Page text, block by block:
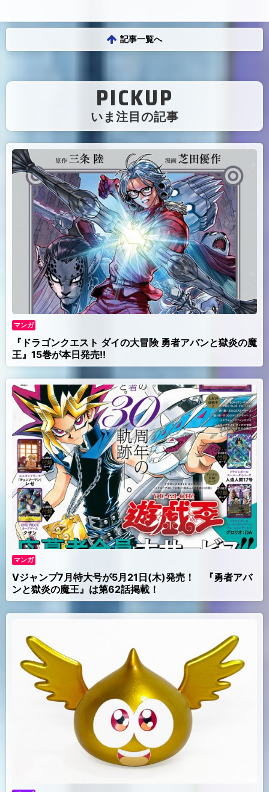
記事一覧へ
PICKUP
いま注目の記事
）
マンガ
『ドラゴンクエスト ダイの大冒険 勇者アバンと獄炎の魔
王』15巻が本日発売!!
マンガ
Vジャンプ7月特大号が5月21日(木)発売！ 『勇者アバ
ンと獄炎の魔王』は第62話掲載！